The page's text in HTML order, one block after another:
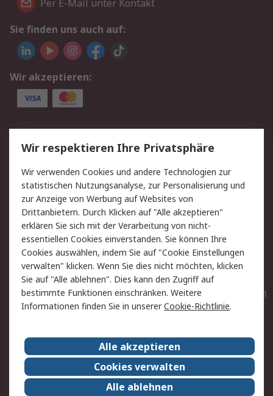
Per E-Mail unter Kontakt
Sie finden uns auch auf:
Wir akzeptieren:
Service
Value Added Services
Lieferlösungen
Rücksendungen
Kontakt
Hilfe
Privatkunden
Rechtliches
AGB
Datenschutz
Cookie-Richtlinie
Zahlungsbedingungen
Copyright/Impressum
Entsorgung
Elektrogeräte/Batterien
RS weltweit
Karriere bei RS
Nachhaltigkeit
Qualität/Umwelt/ZertifikatePresse-Center
Wir respektieren Ihre Privatsphäre
Wir verwenden Cookies und andere Technologien zur
statistischen Nutzungsanalyse, zur Personalisierung und
zur Anzeige von Werbung auf Websites von
Drittanbietern. Durch Klicken auf "Alle akzeptieren"
erklären Sie sich mit der Verarbeitung von nicht-
essentiellen Cookies einverstanden. Sie können Ihre
Cookies auswählen, indem Sie auf "Cookie Einstellungen
verwalten" klicken. Wenn Sie dies nicht möchten, klicken
Sie auf "Alle ablehnen". Dies kann den Zugriff auf
bestimmte Funktionen einschränken. Weitere
Informationen finden Sie in unsererCookie-Richtlinie.
Alle akzeptieren
Cookies verwalten
Alle ablehnen